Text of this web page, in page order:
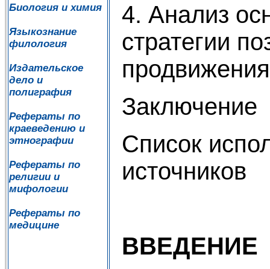
Биология и химия
Языкознание
филология
Издательское
дело и
полиграфия
Рефераты по
краеведению и
этнографии
Рефераты по
религии и
мифологии
Рефераты по
медицине
4. Анализ
стратегии
продвижения
Заключение
Список
источников
ВВЕДЕНИЕ